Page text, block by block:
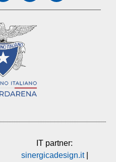
IT partner:
sinergicadesign.it|